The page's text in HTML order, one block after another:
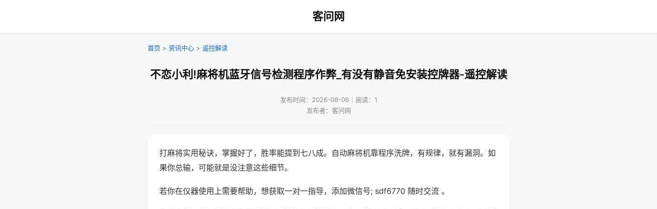
客问网
首页 > 资讯中心 > 遥控解读
不恋小利!麻将机蓝牙信号检测程序作弊_有没有静音免安装控牌器-遥控解读
发布时间：2026-08-06｜阅读：1
发布者：客问网
打麻将实用秘诀，掌握好了，胜率能提到七八成。自动麻将机靠程序洗牌，有规律，就有漏洞。如
果你总输，可能就是没注意这些细节。
若你在仪器使用上需要帮助，想获取一对一指导，添加微信号; sdf6770 随时交流 。